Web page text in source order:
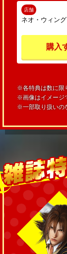
店舗
ネオ・ウィング
購入
※各特典は数に限
※画像はイメージ
※一部取り扱いの